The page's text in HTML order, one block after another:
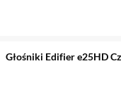
Głośniki Edifier e25HD